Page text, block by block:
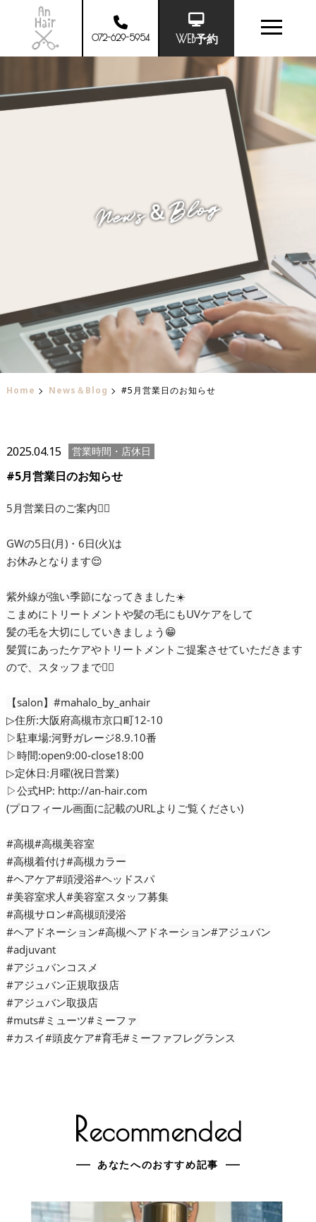
072-629-5954 WEB予約
News＆Blog
Home News＆Blog #5月営業日のお知らせ
2025.04.15 営業時間・店休日
#5月営業日のお知らせ
5月営業日のご案内💁‍♀️
GWの5日(月)・6日(火)は
お休みとなります😌
紫外線が強い季節になってきました☀️
こまめにトリートメントや髪の毛にもUVケアをして
髪の毛を大切にしていきましょう😁
髪質にあったケアやトリートメントご提案させていただきます
ので、スタッフまで💇‍♀️
【salon】#mahalo_by_anhair
▷住所:大阪府高槻市京口町12-10
▷駐車場:河野ガレージ8.9.10番
▷時間:open9:00-close18:00
▷定休日:月曜(祝日営業)
▷公式HP: http://an-hair.com
(プロフィール画面に記載のURLよりご覧ください)
#高槻#高槻美容室
#高槻着付け#高槻カラー
#ヘアケア#頭浸浴#ヘッドスパ
#美容室求人#美容室スタッフ募集
#高槻サロン#高槻頭浸浴
#ヘアドネーション#高槻ヘアドネーション#アジュバン
#adjuvant
#アジュバンコスメ
#アジュバン正規取扱店
#アジュバン取扱店
#muts#ミューツ#ミーファ
#カスイ#頭皮ケア#育毛#ミーファフレグランス
Recommended
あなたへのおすすめ記事